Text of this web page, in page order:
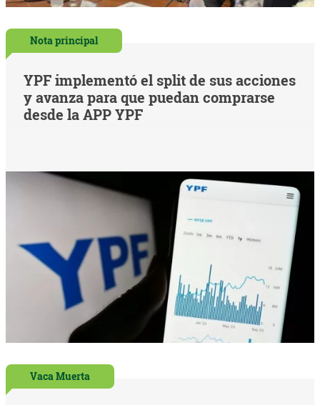
Nota principal
YPF implementó el split de sus acciones
y avanza para que puedan comprarse
desde la APP YPF
Vaca Muerta